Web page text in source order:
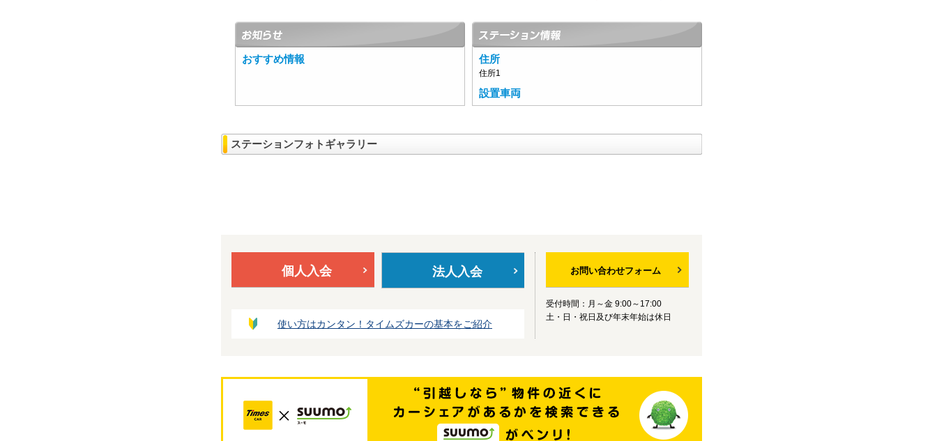
おすすめ情報 住所
住所1
設置車両
ステーションフォトギャラリー
個人入会 法人入会
使い方はカンタン！タイムズカーの基本をご紹介
お問い合わせフォーム
受付時間：月～金 9:00～17:00
土・日・祝日及び年末年始は休日